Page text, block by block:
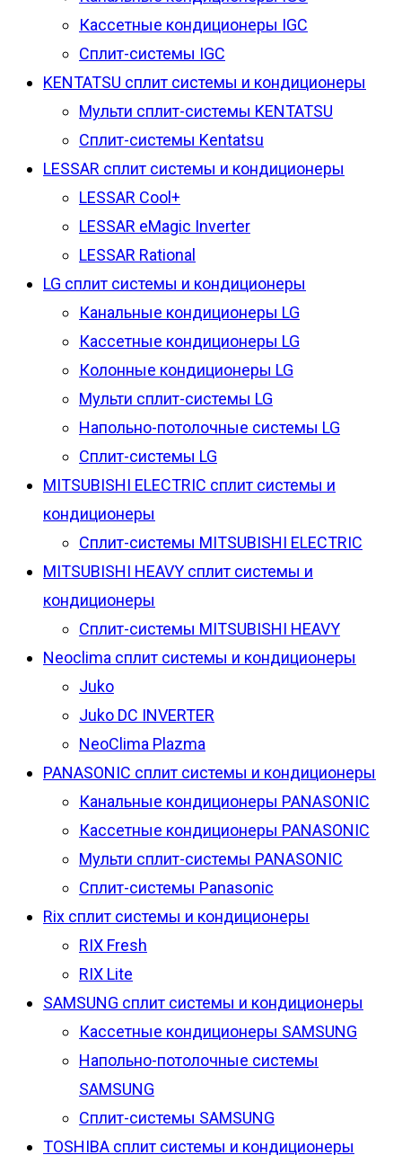
Кассетные кондиционеры IGC
Сплит-системы IGC
KENTATSU сплит системы и кондиционеры
Мульти сплит-системы KENTATSU
Сплит-системы Kentatsu
LESSAR сплит системы и кондиционеры
LESSAR Cool+
LESSAR eMagic Inverter
LESSAR Rational
LG сплит системы и кондиционеры
Канальные кондиционеры LG
Кассетные кондиционеры LG
Колонные кондиционеры LG
Мульти сплит-системы LG
Напольно-потолочные системы LG
Сплит-системы LG
MITSUBISHI ELECTRIC сплит системы и
кондиционеры
Сплит-системы MITSUBISHI ELECTRIC
MITSUBISHI HEAVY сплит системы и
кондиционеры
Сплит-системы MITSUBISHI HEAVY
Neoclima сплит системы и кондиционеры
Juko
Juko DC INVERTER
NeoClima Plazma
PANASONIC сплит системы и кондиционеры
Канальные кондиционеры PANASONIC
Кассетные кондиционеры PANASONIC
Мульти сплит-системы PANASONIC
Сплит-системы Panasonic
Rix сплит системы и кондиционеры
RIX Fresh
RIX Lite
SAMSUNG сплит системы и кондиционеры
Кассетные кондиционеры SAMSUNG
Напольно-потолочные системы
SAMSUNG
Сплит-системы SAMSUNG
TOSHIBA сплит системы и кондиционеры